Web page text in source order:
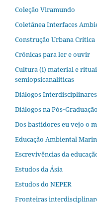
Coleção Viramundo
Coletânea Interfaces
Construção Urbana Crítica
Crônicas para ler e ouvir
Cultura (i) material e
semiopsicanalíticas
Diálogos Interdisciplinares
Diálogos na Pós‐Graduação
Dos bastidores eu vejo o
Educação Ambiental
Escrevivências da
Estudos da Ásia​
Estudos do NEPER
Fronteiras